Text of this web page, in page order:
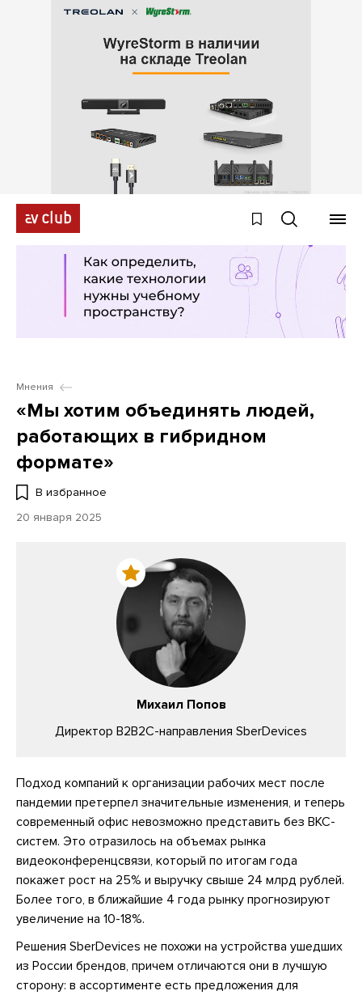
Мнения
«Мы хотим объединять людей,
работающих в гибридном
формате»
В избранное
20 января 2025
Михаил Попов
Директор B2B2C-направления SberDevices
Подход компаний к организации рабочих мест после
пандемии претерпел значительные изменения, и теперь
современный офис невозможно представить без ВКС-
систем. Это отразилось на объемах рынка
видеоконференцсвязи, который по итогам года
покажет рост на 25% и выручку свыше 24 млрд рублей.
Более того, в ближайшие 4 года рынку прогнозируют
увеличение на 10-18%.
Решения SberDevices не похожи на устройства ушедших
из России брендов, причем отличаются они в лучшую
сторону: в ассортименте есть предложения для